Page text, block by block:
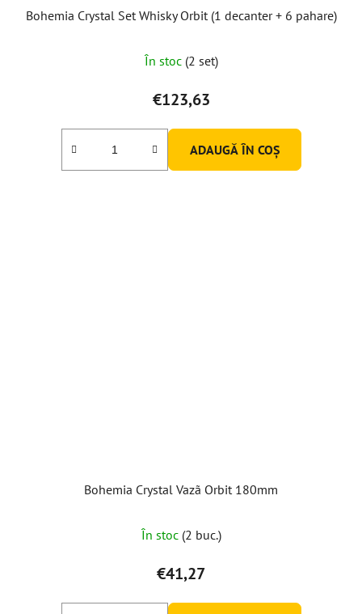
Bohemia Crystal Set Whisky Orbit (1 decanter + 6 pahare)
În stoc (2 set)
€123,63
ADAUGĂ ÎN COŞ
Bohemia Crystal Vazã Orbit 180mm
În stoc (2 buc.)
€41,27